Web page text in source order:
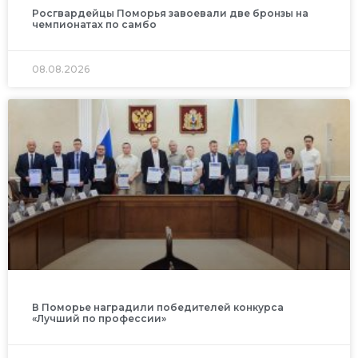
Росгвардейцы Поморья завоевали две бронзы на
чемпионатах по самбо
08.08.2026
В Поморье наградили победителей конкурса
«Лучший по профессии»